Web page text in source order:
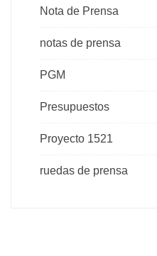
Nota de Prensa
notas de prensa
PGM
Presupuestos
Proyecto 1521
ruedas de prensa